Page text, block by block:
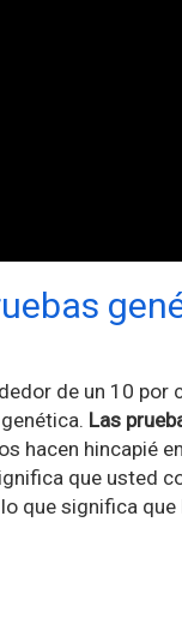
de un 10 por
Las
hacen hincapié
que usted
que significa que